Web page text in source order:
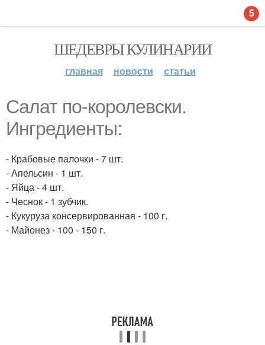
ШЕДЕВРЫ КУЛИНАРИИ
главная новости статьи
Салат по-королевски.
Ингредиенты:
- Крабовые палочки - 7 шт.
- Апельсин - 1 шт.
- Яйца - 4 шт.
- Чеснок - 1 зубчик.
- Кукуруза консервированная - 100 г.
- Майонез - 100 - 150 г.
5